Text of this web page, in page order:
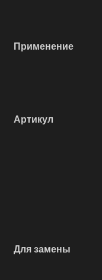
Применение
Артикул
Для замены